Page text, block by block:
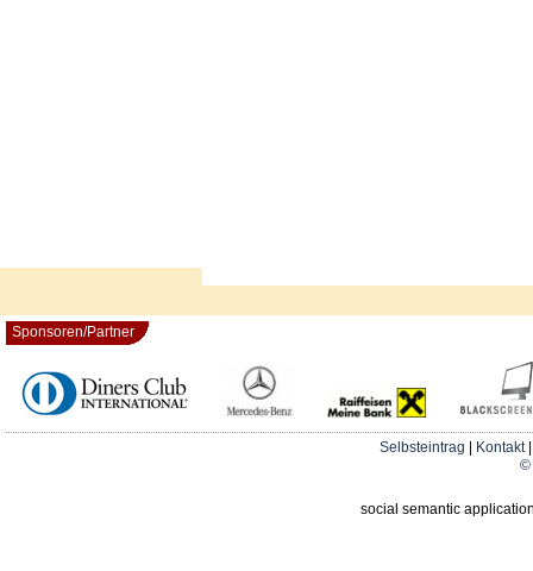
Sponsoren/Partner
Selbsteintrag Kontakt
©
social semantic